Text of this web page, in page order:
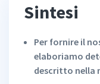
Sintesi
Per fornire il
elaboriamo
descritto nella